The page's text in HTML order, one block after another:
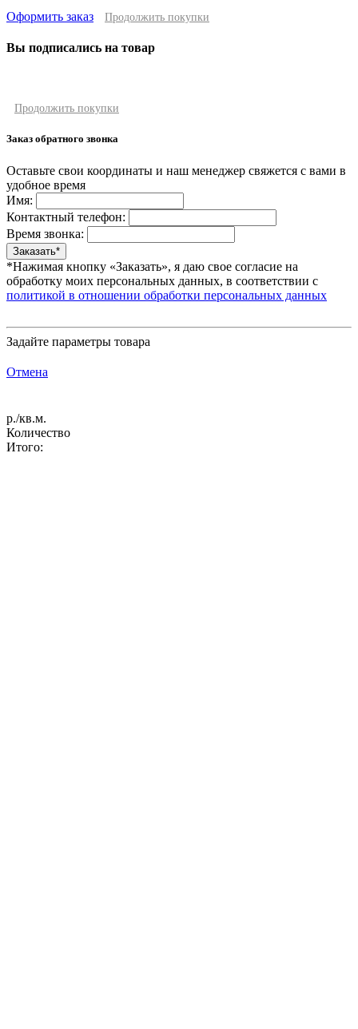
Оформить заказ Продолжить покупки
Вы подписались на товар
Продолжить покупки
Заказ обратного звонка
Оставьте свои координаты и наш менеджер свяжется с вами в
удобное время
Имя:
Контактный телефон:
Время звонка:
*Нажимая кнопку «Заказать», я даю свое согласие на
обработку моих персональных данных, в соответствии с
политикой в отношении обработки персональных данных
Задайте параметры товара
Отмена
р./кв.м.
Количество
Итого: